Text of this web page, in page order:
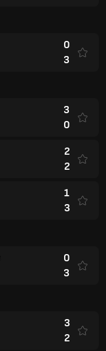
0
3
3
0
2
2
1
3
0
3
3
2